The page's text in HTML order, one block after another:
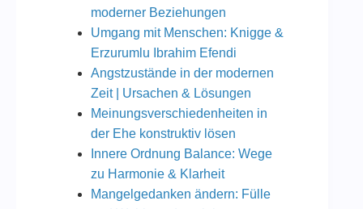
moderner Beziehungen
Umgang mit Menschen: Knigge &
Erzurumlu Ibrahim Efendi
Angstzustände in der modernen
Zeit | Ursachen & Lösungen
Meinungsverschiedenheiten in
der Ehe konstruktiv lösen
Innere Ordnung Balance: Wege
zu Harmonie & Klarheit
Mangelgedanken ändern: Fülle